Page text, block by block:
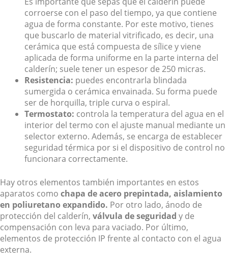
corroerse con el paso del tiempo, ya que contiene
agua de forma constante. Por este motivo, tienes
que buscarlo de material vitrificado, es decir, una
cerámica que está compuesta de sílice y viene
aplicada de forma uniforme en la parte interna del
calderín; suele tener un espesor de 250 micras.
Resistencia: puedes encontrarla blindada
sumergida o cerámica envainada. Su forma puede
ser de horquilla, triple curva o espiral.
Termostato: controla la temperatura del agua en el
interior del termo con el ajuste manual mediante un
selector externo. Además, se encarga de establecer
seguridad térmica por si el dispositivo de control no
funcionara correctamente.
Hay otros elementos también importantes en estos
aparatos como chapa de acero prepintada, aislamiento
en poliuretano expandido. Por otro lado, ánodo de
protección del calderín, válvula de seguridad y de
compensación con leva para vaciado. Por último,
elementos de protección IP frente al contacto con el agua
externa.